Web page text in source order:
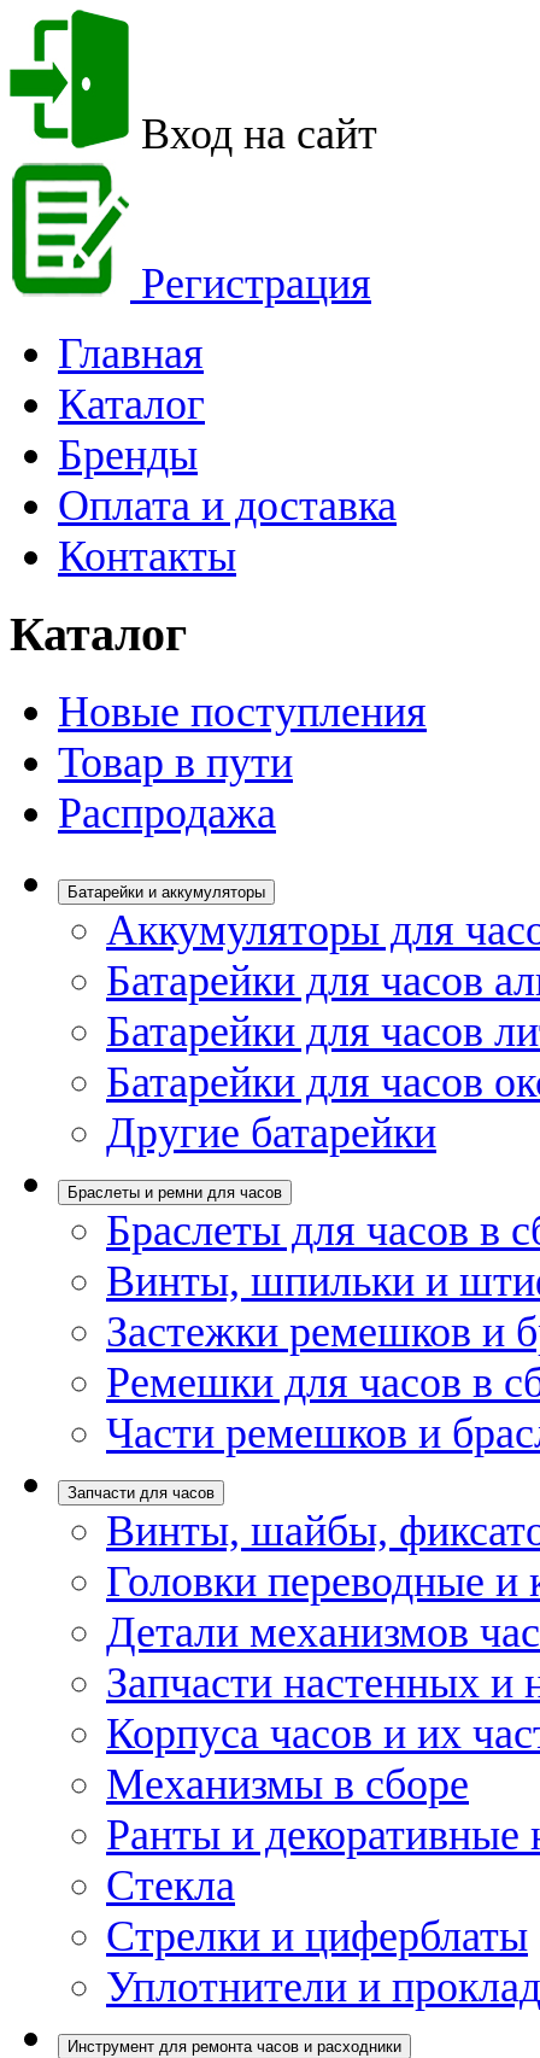
Вход на сайт
Регистрация
Главная
Каталог
Бренды
Оплата и доставка
Контакты
Каталог
Новые поступления
Товар в пути
Распродажа
Батарейки и аккумуляторы
Аккумуляторы для
Батарейки для часов
Батарейки для часов
Батарейки для часов
Другие батарейки
Браслеты и ремни для часов
Браслеты для часов в
Винты, шпильки и
Застежки ремешков и
Ремешки для часов в
Части ремешков и
Запчасти для часов
Винты, шайбы,
Головки переводные и
Детали механизмов
Запчасти настенных и
Корпуса часов и их
Механизмы в сборе
Ранты и декоративные
Стекла
Стрелки и циферблаты
Уплотнители и
Инструмент для ремонта часов и расходники